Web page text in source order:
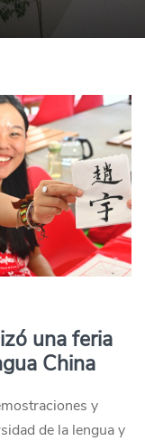
una feria
China
y
de la lengua y